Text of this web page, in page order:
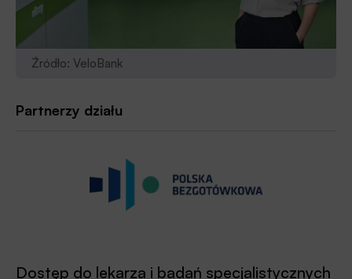
Źródło: VeloBank
Partnerzy działu
Dostęp do lekarza i badań specjalistycznych